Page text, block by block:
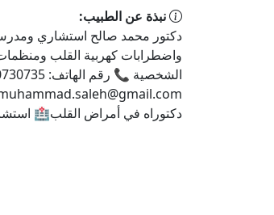
نبذة عن الطبيب:
دكتور محمد صالح استشاري
واضطرابات كهربية القلب
الشخصية 📞 رقم الهاتف: 01500730735📧 البريد الإلكتروني:
دكتوراه في أمراض القلب🏥